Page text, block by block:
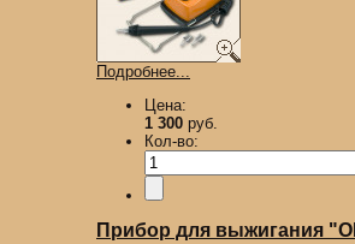
Подробнее...
Цена:
1 300 руб.
Кол-во:
Прибор для выжигания